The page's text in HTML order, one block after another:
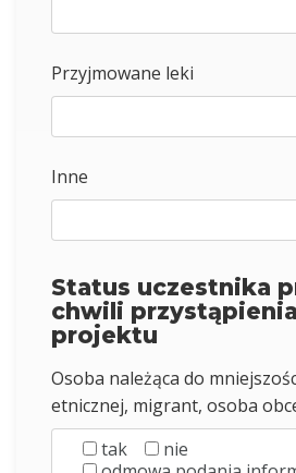
Przyjmowane leki
Inne
Status uczestnika
chwili
projektu
Osoba należąca do
etnicznej, migrant, osoba
tak
nie